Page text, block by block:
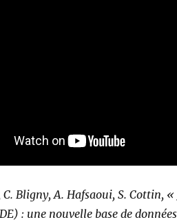
C. Bligny, A. Hafsaoui, S. Cottin,
: une nouvelle base de